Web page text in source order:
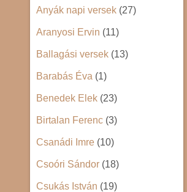
Anyák napi versek (27)
Aranyosi Ervin (11)
Ballagási versek (13)
Barabás Éva (1)
Benedek Elek (23)
Birtalan Ferenc (3)
Csanádi Imre (10)
Csoóri Sándor (18)
Csukás István (19)